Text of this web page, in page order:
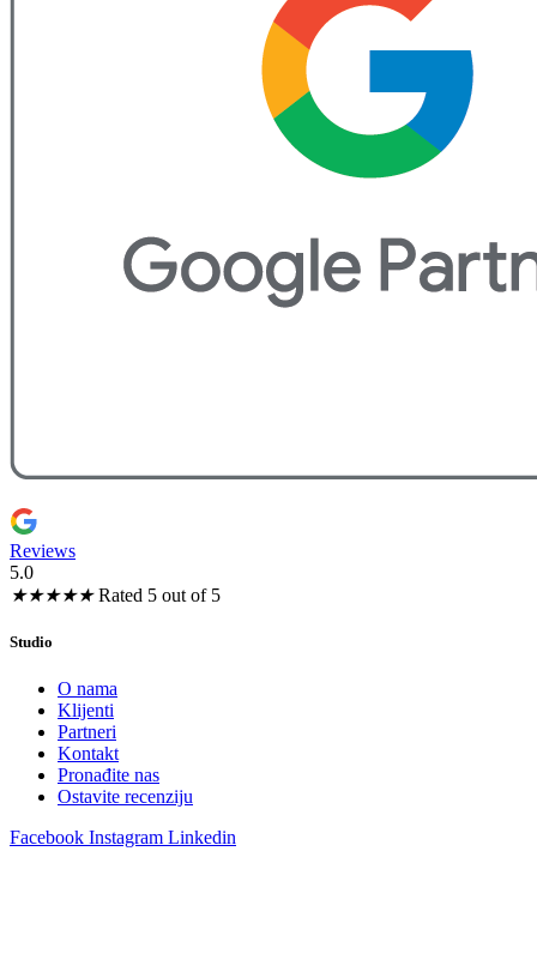
Reviews
5.0
★★★★★ Rated 5 out of 5
Studio
O nama
Klijenti
Partneri
Kontakt
Pronađite nas
Ostavite recenziju
Facebook Instagram Linkedin